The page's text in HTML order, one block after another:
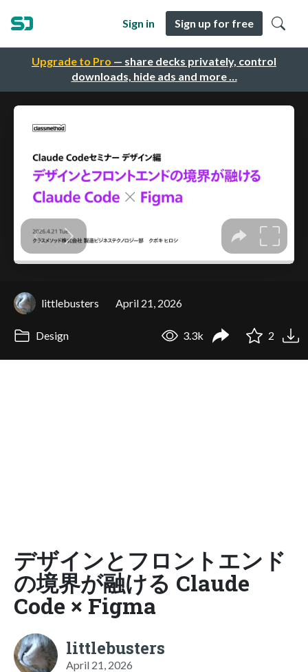
Upgrade to Pro — share decks privately, control
downloads, hide ads and more …
Sign in Sign up for free
littlebusters April 21, 2026
Design 3.3k 2
デザインとフロントエンド
の境界が融ける Claude
Code × Figma
littlebusters
April 21, 2026